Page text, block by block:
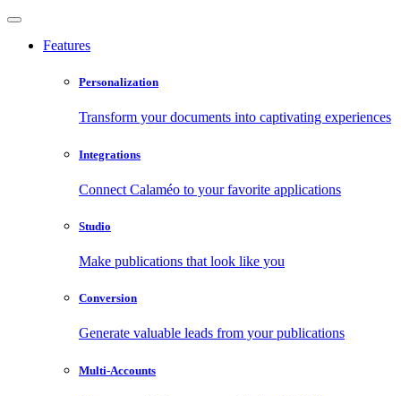
Features
Personalization
Transform your documents into captivating experiences
Integrations
Connect Calaméo to your favorite applications
Studio
Make publications that look like you
Conversion
Generate valuable leads from your publications
Multi-Accounts